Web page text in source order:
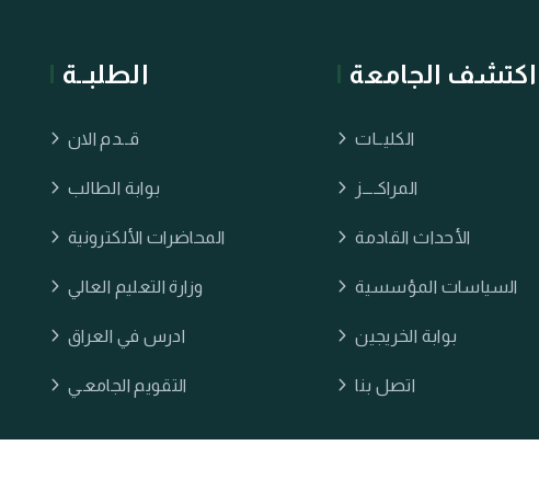
الطلبــة
قــدم الان
بوابة الطالب
المحاضرات الألكترونية
وزارة التعليم العالي
ادرس في العراق
التقويم الجامعـي
اكتشف الجامعة
الكليــات
المراكــــز
الأحداث القادمة
السياسات المؤسسية
بوابة الخريجين
اتصل بنا